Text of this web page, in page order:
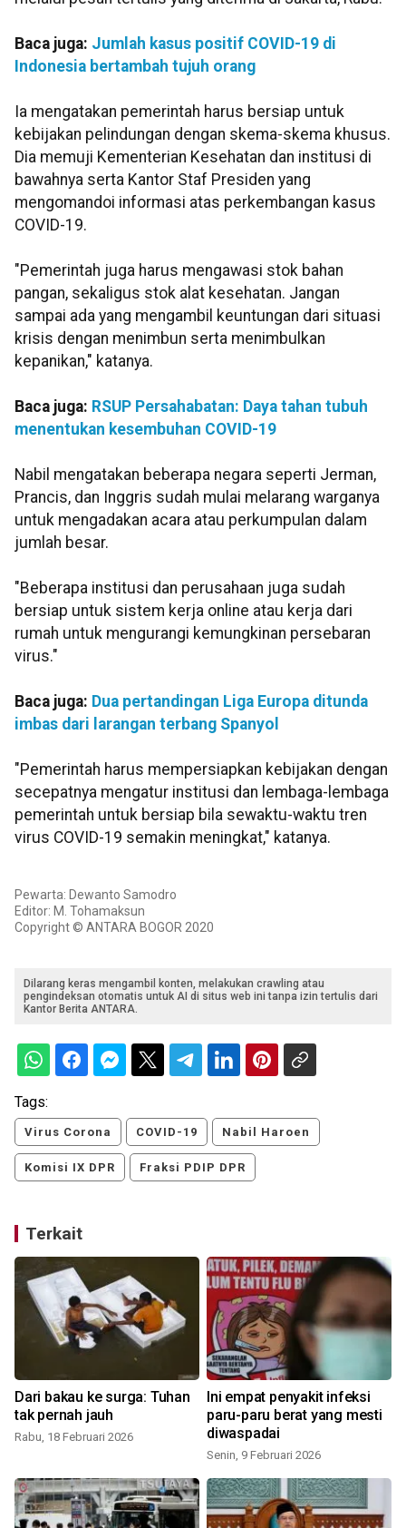
Baca juga: Jumlah kasus positif COVID-19 di
Indonesia bertambah tujuh orang
Ia mengatakan pemerintah harus bersiap untuk
kebijakan pelindungan dengan skema-skema khusus.
Dia memuji Kementerian Kesehatan dan institusi di
bawahnya serta Kantor Staf Presiden yang
mengomandoi informasi atas perkembangan kasus
COVID-19.
"Pemerintah juga harus mengawasi stok bahan
pangan, sekaligus stok alat kesehatan. Jangan
sampai ada yang mengambil keuntungan dari situasi
krisis dengan menimbun serta menimbulkan
kepanikan," katanya.
Baca juga: RSUP Persahabatan: Daya tahan tubuh
menentukan kesembuhan COVID-19
Nabil mengatakan beberapa negara seperti Jerman,
Prancis, dan Inggris sudah mulai melarang warganya
untuk mengadakan acara atau perkumpulan dalam
jumlah besar.
"Beberapa institusi dan perusahaan juga sudah
bersiap untuk sistem kerja online atau kerja dari
rumah untuk mengurangi kemungkinan persebaran
virus."
Baca juga: Dua pertandingan Liga Europa ditunda
imbas dari larangan terbang Spanyol
"Pemerintah harus mempersiapkan kebijakan dengan
secepatnya mengatur institusi dan lembaga-lembaga
pemerintah untuk bersiap bila sewaktu-waktu tren
virus COVID-19 semakin meningkat," katanya.
Pewarta: Dewanto Samodro
Editor: M. Tohamaksun
Copyright © ANTARA BOGOR 2020
Dilarang keras mengambil konten, melakukan crawling atau
pengindeksan otomatis untuk AI di situs web ini tanpa izin tertulis dari
Kantor Berita ANTARA.
Tags:
Virus Corona COVID-19 Nabil Haroen
Komisi IX DPR Fraksi PDIP DPR
Terkait
Dari bakau ke surga: Tuhan
tak pernah jauh
Rabu, 18 Februari 2026
Ini empat penyakit infeksi
paru-paru berat yang mesti
diwaspadai
Senin, 9 Februari 2026